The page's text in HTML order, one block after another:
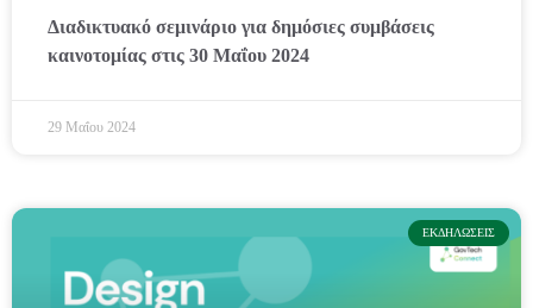
Διαδικτυακό σεμινάριο για δημόσιες συμβάσεις
καινοτομίας στις 30 Μαΐου 2024
29 Μαΐου 2024
ΕΚΔΗΛΏΣΕΙΣ